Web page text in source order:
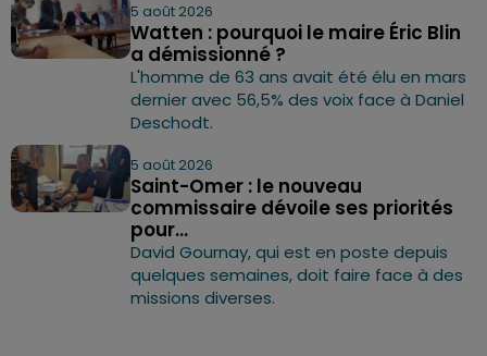
5 août 2026
Watten : pourquoi le maire Éric Blin
a démissionné ?
L'homme de 63 ans avait été élu en mars
dernier avec 56,5% des voix face à Daniel
Deschodt.
5 août 2026
Saint-Omer : le nouveau
commissaire dévoile ses priorités
pour...
David Gournay, qui est en poste depuis
quelques semaines, doit faire face à des
missions diverses.